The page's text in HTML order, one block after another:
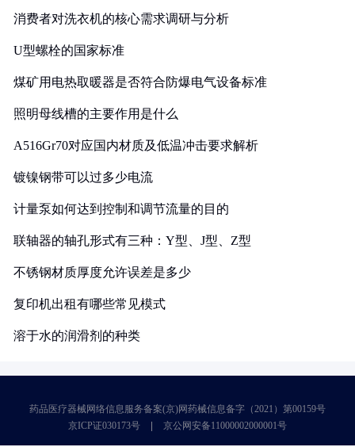
消费者对洗衣机的核心需求调研与分析
U型螺栓的国家标准
煤矿用电热取暖器是否符合防爆电气设备标准
照明母线槽的主要作用是什么
A516Gr70对应国内材质及低温冲击要求解析
镀镍钢带可以过多少电流
计量泵如何达到控制和调节流量的目的
联轴器的轴孔形式有三种：Y型、J型、Z型
不锈钢材质厚度允许误差是多少
复印机出租有哪些常见模式
溶于水的润滑剂的种类
药品医疗器械网络信息服务备案(京)网药械信息备字（2021）第00159号
京ICP证030173号
京公网安备11000002000001号